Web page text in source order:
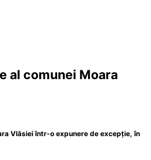
al comunei Moara
Vlăsiei într-o expunere de excepție, în